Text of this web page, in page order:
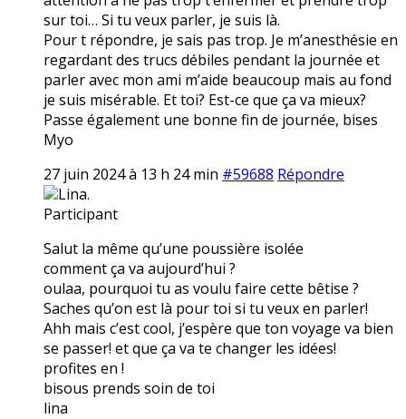
sur toi… Si tu veux parler, je suis là.
Pour t répondre, je sais pas trop. Je m’anesthésie en
regardant des trucs débiles pendant la journée et
parler avec mon ami m’aide beaucoup mais au fond
je suis misérable. Et toi? Est-ce que ça va mieux?
Passe également une bonne fin de journée, bises
Myo
27 juin 2024 à 13 h 24 min #59688 Répondre
Lina.
Participant
Salut la même qu’une poussière isolée
comment ça va aujourd’hui ?
oulaa, pourquoi tu as voulu faire cette bêtise ?
Saches qu’on est là pour toi si tu veux en parler!
Ahh mais c’est cool, j’espère que ton voyage va bien
se passer! et que ça va te changer les idées!
profites en !
bisous prends soin de toi
lina